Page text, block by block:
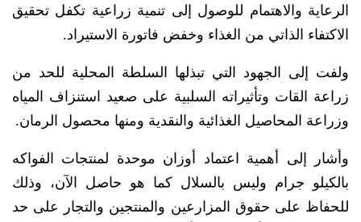
الرعاية والاهتمام للوصول إلى تنمية زراعية تكفل تحقيق
الاكتفاء الذاتي من الغذاء وخفض فاتورة الاستيراد.
ولفت إلى الجهود التي تبذلها السلطة المحلية للحد من
زراعة القات وتأثيراته السلبية على صعيد استنزاف المياه
وزراعة المحاصيل الغذائية والنقدية ومنها محصول الرمان.
وأشار إلى أهمية اعتماد أوزان موحدة لمنتجات الفواكه
بالكيلو جرام وليس بالسلال كما هو حاصل الآن، وذلك
للحفاظ على حقوق المزارعين والمنتجين والتجار على حد